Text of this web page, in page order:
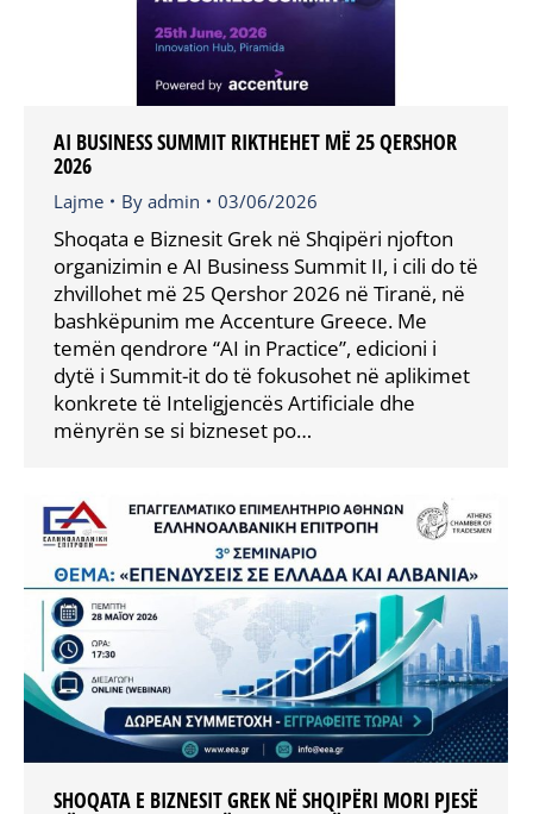
AI BUSINESS SUMMIT RIKTHEHET MË 25 QERSHOR
2026
Lajme By admin 03/06/2026
Shoqata e Biznesit Grek në Shqipëri njofton
organizimin e AI Business Summit II, i cili do të
zhvillohet më 25 Qershor 2026 në Tiranë, në
bashkëpunim me Accenture Greece. Me
temën qendrore “AI in Practice”, edicioni i
dytë i Summit-it do të fokusohet në aplikimet
konkrete të Inteligjencës Artificiale dhe
mënyrën se si bizneset po…
SHOQATA E BIZNESIT GREK NË SHQIPËRI MORI PJESË